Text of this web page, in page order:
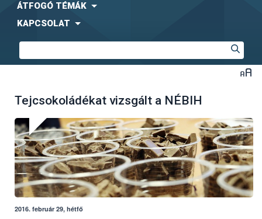
ÁTFOGÓ TÉMÁK
KAPCSOLAT
Tejcsokoládékat vizsgált a NÉBIH
2016. február 29, hétfő